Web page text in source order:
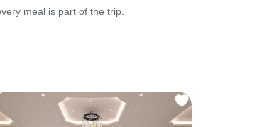
meal is part of the trip.